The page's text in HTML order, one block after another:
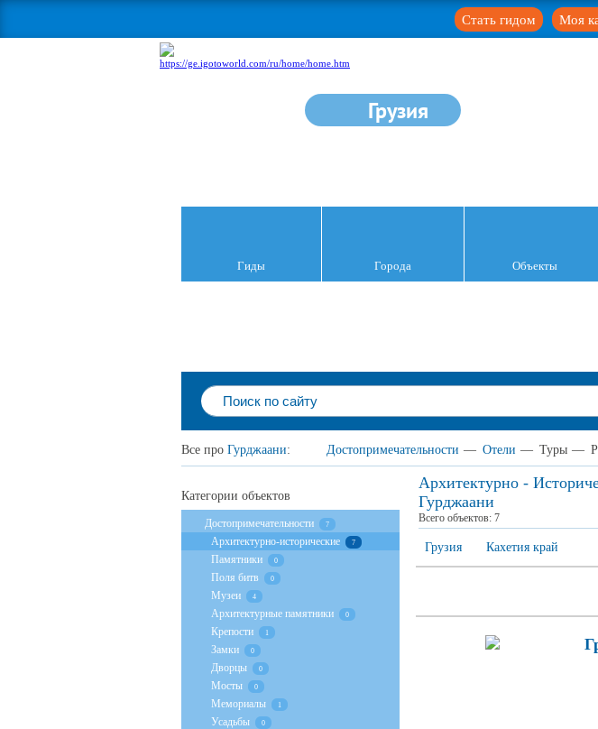
Моя
Стать гидом
Грузия
Гиды Города Объекты
Все про Гурджаани: Достопримечательности — Отели — Туры —
Архитектурно -
Гурджаани
Всего объектов: 7
Грузия Кахетия край
Категории объектов
Достопримечательности 7
Архитектурно-исторические 7
Памятники 0
Поля битв 0
Музеи 4
Архитектурные памятники 0
Крепости 1
Замки 0
Дворцы 0
Мосты 0
Мемориалы 1
Усадьбы 0